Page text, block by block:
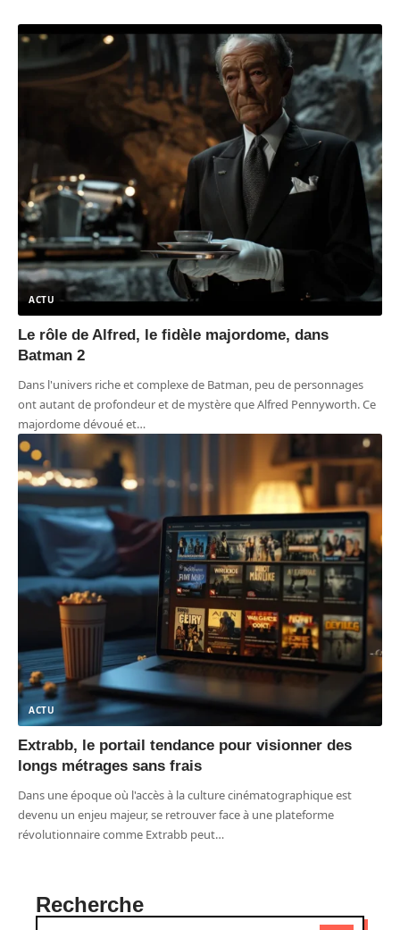
ACTU
Le rôle de Alfred, le fidèle majordome, dans
Batman 2
Dans l'univers riche et complexe de Batman, peu de personnages
ont autant de profondeur et de mystère que Alfred Pennyworth. Ce
majordome dévoué et…
ACTU
Extrabb, le portail tendance pour visionner des
longs métrages sans frais
Dans une époque où l'accès à la culture cinématographique est
devenu un enjeu majeur, se retrouver face à une plateforme
révolutionnaire comme Extrabb peut…
Recherche